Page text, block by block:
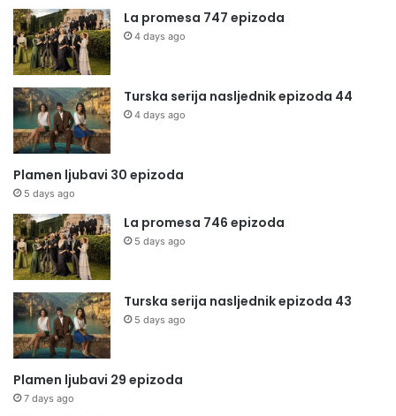
La promesa 747 epizoda
4 days ago
Turska serija nasljednik epizoda 44
4 days ago
Plamen ljubavi 30 epizoda
5 days ago
La promesa 746 epizoda
5 days ago
Turska serija nasljednik epizoda 43
5 days ago
Plamen ljubavi 29 epizoda
7 days ago